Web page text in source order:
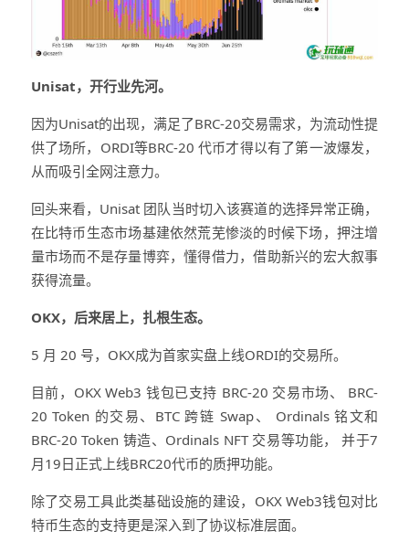
Unisat，开行业先河。
因为Unisat的出现，满足了BRC-20交易需求，为流动性提
供了场所，ORDI等BRC-20 代币才得以有了第一波爆发，
从而吸引全网注意力。
回头来看，Unisat 团队当时切入该赛道的选择异常正确，
在比特币生态市场基建依然荒芜惨淡的时候下场，押注增
量市场而不是存量博弈，懂得借力，借助新兴的宏大叙事
获得流量。
OKX，后来居上，扎根生态。
5 月 20 号，OKX成为首家实盘上线ORDI的交易所。
目前，OKX Web3 钱包已支持 BRC-20 交易市场、 BRC-
20 Token 的交易、BTC 跨链 Swap、 Ordinals 铭文和
BRC-20 Token 铸造、Ordinals NFT 交易等功能， 并于7
月19日正式上线BRC20代币的质押功能。
除了交易工具此类基础设施的建设，OKX Web3钱包对比
特币生态的支持更是深入到了协议标准层面。